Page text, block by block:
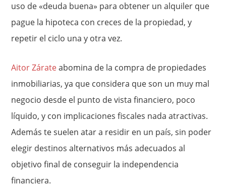
uso de «deuda buena» para obtener un alquiler que
pague la hipoteca con creces de la propiedad, y
repetir el ciclo una y otra vez.
Aitor Zárateabomina de la compra de propiedades
inmobiliarias, ya que considera que son un muy mal
negocio desde el punto de vista financiero, poco
líquido, y con implicaciones fiscales nada atractivas.
Además te suelen atar a residir en un país, sin poder
elegir destinos alternativos más adecuados al
objetivo final de conseguir la independencia
financiera.